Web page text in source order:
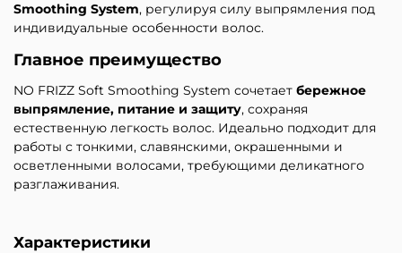
Smoothing System, регулируя силу выпрямления под
индивидуальные особенности волос.
Главное преимущество
NO FRIZZ Soft Smoothing System сочетает бережное
выпрямление, питание и защиту, сохраняя
естественную легкость волос. Идеально подходит для
работы с тонкими, славянскими, окрашенными и
осветленными волосами, требующими деликатного
разглаживания.
Характеристики